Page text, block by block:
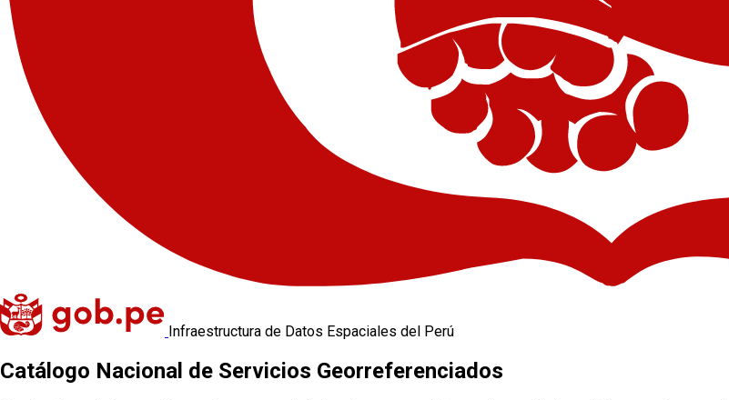
Infraestructura de Datos Espaciales del Perú
Catálogo Nacional de Servicios Georreferenciados